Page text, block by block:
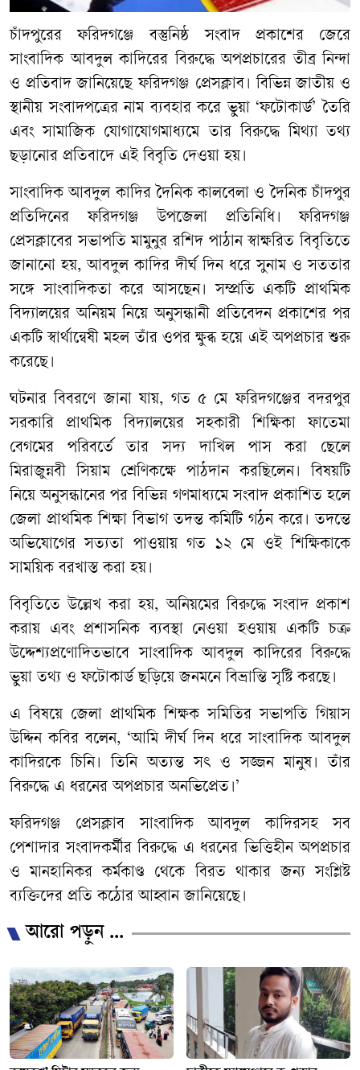
চাঁদপুরের ফরিদগঞ্জে বস্তুনিষ্ঠ সংবাদ প্রকাশের জেরে
সাংবাদিক আবদুল কাদিরের বিরুদ্ধে অপপ্রচারের তীব্র নিন্দা
ও প্রতিবাদ জানিয়েছে ফরিদগঞ্জ প্রেসক্লাব। বিভিন্ন জাতীয় ও
স্থানীয় সংবাদপত্রের নাম ব্যবহার করে ভুয়া ‘ফটোকার্ড’ তৈরি
এবং সামাজিক যোগাযোগমাধ্যমে তার বিরুদ্ধে মিথ্যা তথ্য
ছড়ানোর প্রতিবাদে এই বিবৃতি দেওয়া হয়।
সাংবাদিক আবদুল কাদির দৈনিক কালবেলা ও দৈনিক চাঁদপুর
প্রতিদিনের ফরিদগঞ্জ উপজেলা প্রতিনিধি। ফরিদগঞ্জ
প্রেসক্লাবের সভাপতি মামুনুর রশিদ পাঠান স্বাক্ষরিত বিবৃতিতে
জানানো হয়, আবদুল কাদির দীর্ঘ দিন ধরে সুনাম ও সততার
সঙ্গে সাংবাদিকতা করে আসছেন। সম্প্রতি একটি প্রাথমিক
বিদ্যালয়ের অনিয়ম নিয়ে অনুসন্ধানী প্রতিবেদন প্রকাশের পর
একটি স্বার্থান্বেষী মহল তাঁর ওপর ক্ষুব্ধ হয়ে এই অপপ্রচার শুরু
করেছে।
ঘটনার বিবরণে জানা যায়, গত ৫ মে ফরিদগঞ্জের বদরপুর
সরকারি প্রাথমিক বিদ্যালয়ের সহকারী শিক্ষিকা ফাতেমা
বেগমের পরিবর্তে তার সদ্য দাখিল পাস করা ছেলে
মিরাজুন্নবী সিয়াম শ্রেণিকক্ষে পাঠদান করছিলেন। বিষয়টি
নিয়ে অনুসন্ধানের পর বিভিন্ন গণমাধ্যমে সংবাদ প্রকাশিত হলে
জেলা প্রাথমিক শিক্ষা বিভাগ তদন্ত কমিটি গঠন করে। তদন্তে
অভিযোগের সত্যতা পাওয়ায় গত ১২ মে ওই শিক্ষিকাকে
সাময়িক বরখাস্ত করা হয়।
বিবৃতিতে উল্লেখ করা হয়, অনিয়মের বিরুদ্ধে সংবাদ প্রকাশ
করায় এবং প্রশাসনিক ব্যবস্থা নেওয়া হওয়ায় একটি চক্র
উদ্দেশ্যপ্রণোদিতভাবে সাংবাদিক আবদুল কাদিরের বিরুদ্ধে
ভুয়া তথ্য ও ফটোকার্ড ছড়িয়ে জনমনে বিভ্রান্তি সৃষ্টি করছে।
এ বিষয়ে জেলা প্রাথমিক শিক্ষক সমিতির সভাপতি গিয়াস
উদ্দিন কবির বলেন, ‘আমি দীর্ঘ দিন ধরে সাংবাদিক আবদুল
কাদিরকে চিনি। তিনি অত্যন্ত সৎ ও সজ্জন মানুষ। তাঁর
বিরুদ্ধে এ ধরনের অপপ্রচার অনভিপ্রেত।’
ফরিদগঞ্জ প্রেসক্লাব সাংবাদিক আবদুল কাদিরসহ সব
পেশাদার সংবাদকর্মীর বিরুদ্ধে এ ধরনের ভিত্তিহীন অপপ্রচার
ও মানহানিকর কর্মকাণ্ড থেকে বিরত থাকার জন্য সংশ্লিষ্ট
ব্যক্তিদের প্রতি কঠোর আহ্বান জানিয়েছে।
আরো পড়ুন ...